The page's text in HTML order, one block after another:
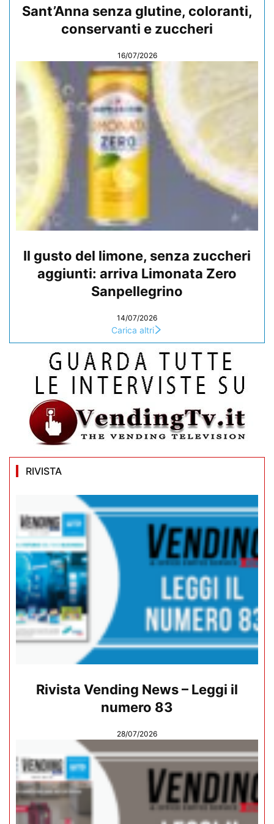
Sant’Anna senza glutine, coloranti,
conservanti e zuccheri
16/07/2026
Il gusto del limone, senza zuccheri
aggiunti: arriva Limonata Zero
Sanpellegrino
14/07/2026
Carica altri
RIVISTA
Rivista Vending News – Leggi il
numero 83
28/07/2026